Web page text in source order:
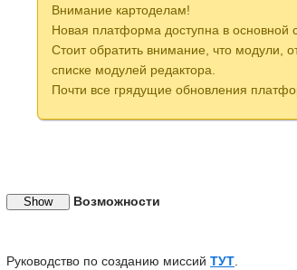
Внимание картоделам!
Новая платформа доступна в основной
Стоит обратить внимание, что модули,
списке модулей редактора.
Почти все грядущие обновления
Возможности
Руководство по созданию миссий ТУТ